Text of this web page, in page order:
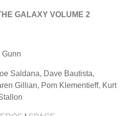
GALAXY VOLUME 2
Gunn
Saldana, Dave Bautista,
Gillian, Pom Klementieff, Kurt